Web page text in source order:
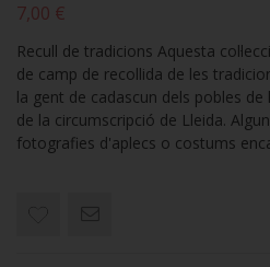
7,00 €
Recull de tradicions Aquesta
de camp de recollida de les
la gent de cadascun dels pobles
de la circumscripció de Lleida.
fotografies d'aplecs o costums